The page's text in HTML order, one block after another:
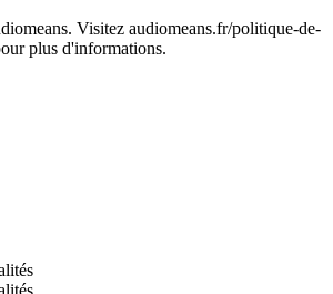
Visitez audiomeans.fr/politique-de-
plus d'informations.